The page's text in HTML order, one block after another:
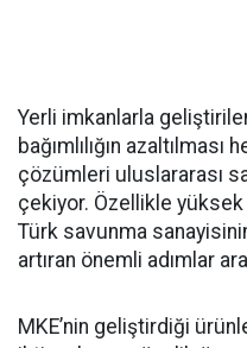
Yerli imkanlarla
bağımlılığın
çözümleri uluslararası
çekiyor. Özellikle
Türk savunma
artıran önemli adımlar
MKE’nin geliştirdiği